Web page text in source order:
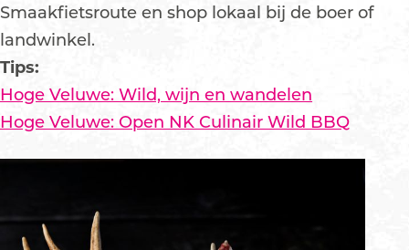
Smaakfietsroute en shop lokaal bij de boer of
landwinkel.
Tips:
Hoge Veluwe: Wild, wijn en wandelen
Hoge Veluwe: Open NK Culinair Wild BBQ